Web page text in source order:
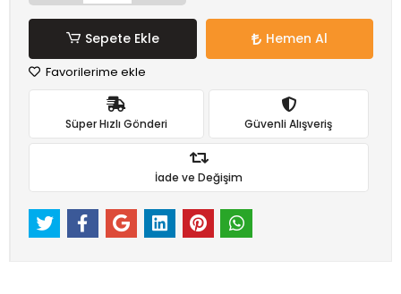
Sepete Ekle Hemen Al
Favorilerime ekle
Süper Hızlı Gönderi Güvenli Alışveriş
İade ve Değişim